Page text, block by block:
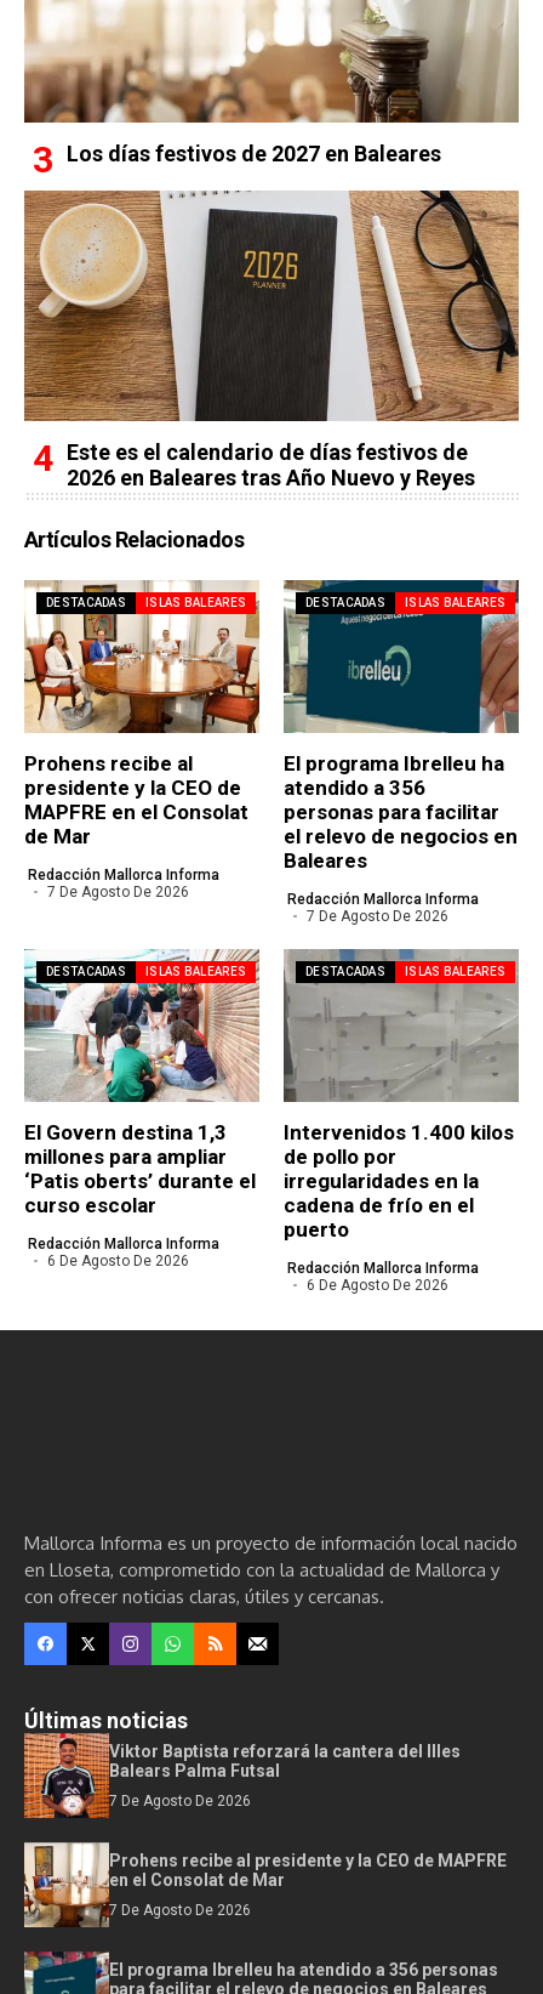
Los días festivos de 2027 en Baleares
Este es el calendario de días festivos de
2026 en Baleares tras Año Nuevo y Reyes
Artículos Relacionados
DESTACADAS ISLAS BALEARES
Prohens recibe al
presidente y la CEO de
MAPFRE en el Consolat
de Mar
Redacción Mallorca Informa
7 De Agosto De 2026
DESTACADAS ISLAS BALEARES
El programa Ibrelleu ha
atendido a 356
personas para facilitar
el relevo de negocios en
Baleares
Redacción Mallorca Informa
7 De Agosto De 2026
DESTACADAS ISLAS BALEARES
El Govern destina 1,3
millones para ampliar
‘Patis oberts’ durante el
curso escolar
Redacción Mallorca Informa
6 De Agosto De 2026
DESTACADAS ISLAS BALEARES
Intervenidos 1.400 kilos
de pollo por
irregularidades en la
cadena de frío en el
puerto
Redacción Mallorca Informa
6 De Agosto De 2026
Mallorca Informa es un proyecto de información local nacido
en Lloseta, comprometido con la actualidad de Mallorca y
con ofrecer noticias claras, útiles y cercanas.
Últimas noticias
Viktor Baptista reforzará la cantera del Illes
Balears Palma Futsal
7 De Agosto De 2026
Prohens recibe al presidente y la CEO de MAPFRE
en el Consolat de Mar
7 De Agosto De 2026
El programa Ibrelleu ha atendido a 356 personas
para facilitar el relevo de negocios en Baleares